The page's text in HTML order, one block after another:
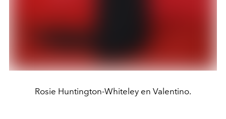
Rosie Huntington-Whiteley en Valentino.